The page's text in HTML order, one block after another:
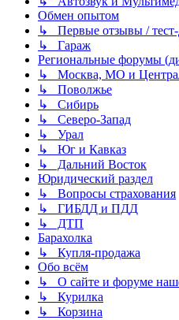
Обмен опытом
↳ Первые отзывы / тест-
↳ Гараж
Региональные форумы
↳ Москва, МО и
↳ Поволжье
↳ Сибирь
↳ Северо-Запад
↳ Урал
↳ Юг и Кавказ
↳ Дальний Восток
Юридический раздел
↳ Вопросы страхования
↳ ГИБДД и ПДД
↳ ДТП
Барахолка
↳ Купля-продажа
Обо всём
↳ О сайте и форуме
↳ Курилка
↳ Корзина